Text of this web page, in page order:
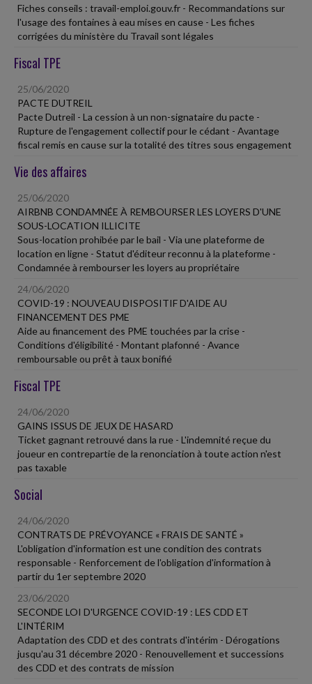
Fiches conseils : travail-emploi.gouv.fr - Recommandations sur
l'usage des fontaines à eau mises en cause - Les fiches
corrigées du ministère du Travail sont légales
Fiscal TPE
25/06/2020
PACTE DUTREIL
Pacte Dutreil - La cession à un non-signataire du pacte -
Rupture de l'engagement collectif pour le cédant - Avantage
fiscal remis en cause sur la totalité des titres sous engagement
Vie des affaires
25/06/2020
AIRBNB CONDAMNÉE À REMBOURSER LES LOYERS D'UNE
SOUS-LOCATION ILLICITE
Sous-location prohibée par le bail - Via une plateforme de
location en ligne - Statut d'éditeur reconnu à la plateforme -
Condamnée à rembourser les loyers au propriétaire
24/06/2020
COVID-19 : NOUVEAU DISPOSITIF D'AIDE AU
FINANCEMENT DES PME
Aide au financement des PME touchées par la crise -
Conditions d'éligibilité - Montant plafonné - Avance
remboursable ou prêt à taux bonifié
Fiscal TPE
24/06/2020
GAINS ISSUS DE JEUX DE HASARD
Ticket gagnant retrouvé dans la rue - L'indemnité reçue du
joueur en contrepartie de la renonciation à toute action n'est
pas taxable
Social
24/06/2020
CONTRATS DE PRÉVOYANCE « FRAIS DE SANTÉ »
L'obligation d'information est une condition des contrats
responsable - Renforcement de l'obligation d'information à
partir du 1er septembre 2020
23/06/2020
SECONDE LOI D'URGENCE COVID-19 : LES CDD ET
L'INTÉRIM
Adaptation des CDD et des contrats d'intérim - Dérogations
jusqu'au 31 décembre 2020 - Renouvellement et successions
des CDD et des contrats de mission